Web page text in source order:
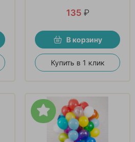
135 ₽
В корзину
Купить в 1 клик